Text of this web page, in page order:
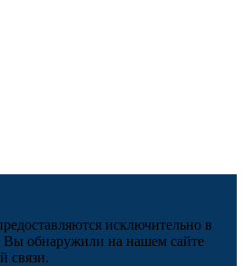
исключительно в
Вы обнаружили на нашем сайте
связи.